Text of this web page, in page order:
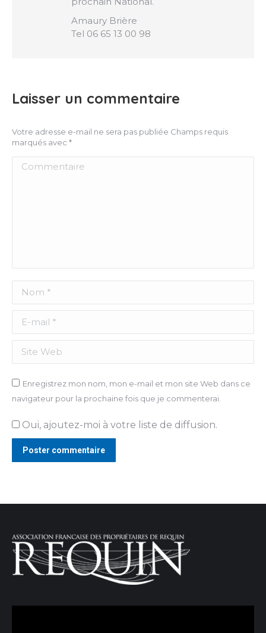
Amaury Brière
Tel 06 65 13 00 98
Laisser un commentaire
Votre adresse e-mail ne sera pas publiée Champs requis
marqués avec *
Commentaire
Nom *
E-mail *
Site Web
Enregistrez mon nom, mon e-mail et mon site Web dans ce
navigateur pour la prochaine fois que je commenterai.
Oui, ajoutez-moi à votre liste de diffusion.
Poster commentaire